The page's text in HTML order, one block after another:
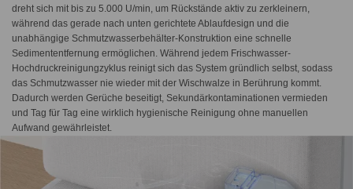
dreht sich mit bis zu 5.000 U/min, um Rückstände aktiv zu zerkleinern,
während das gerade nach unten gerichtete Ablaufdesign und die
unabhängige Schmutzwasserbehälter-Konstruktion eine schnelle
Sedimententfernung ermöglichen. Während jedem Frischwasser-
Hochdruckreinigungzyklus reinigt sich das System gründlich selbst, sodass
das Schmutzwasser nie wieder mit der Wischwalze in Berührung kommt.
Dadurch werden Gerüche beseitigt, Sekundärkontaminationen vermieden
und Tag für Tag eine wirklich hygienische Reinigung ohne manuellen
Aufwand gewährleistet.